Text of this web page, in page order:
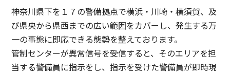
神奈川県下を１７の警備拠点で横浜・川崎・横須賀、及
び県央から県西までの広い範囲をカバーし、発生する万
一の事態に即応できる態勢を整えております。
管制センターが異常信号を受信すると、そのエリアを担
当する警備員に指示をし、指示を受けた警備員が即時現